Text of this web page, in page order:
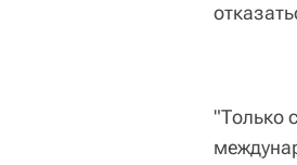
"Только